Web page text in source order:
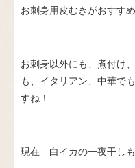
お刺身用皮むきがおすすめ
お刺身以外にも、煮付け
も、イタリアン、中華で
すね！
現在 白イカの一夜干し